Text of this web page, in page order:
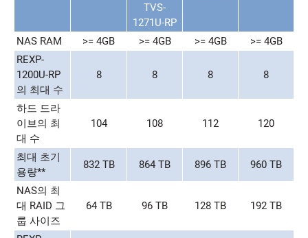
TVS-
1271U-RP
NAS RAM >= 4GB >= 4GB >= 4GB
>= 4GB
REXP-
1200U-RP
의 최대 수
8 8 8 8
하드 드라
이브의 최
대 수
104 108 112 120
최대 초기
용량**
832 TB 864 TB 896 TB 960 TB
NAS의 최
대 RAID 그
룹 사이즈
64 TB 96 TB 128 TB 192 TB